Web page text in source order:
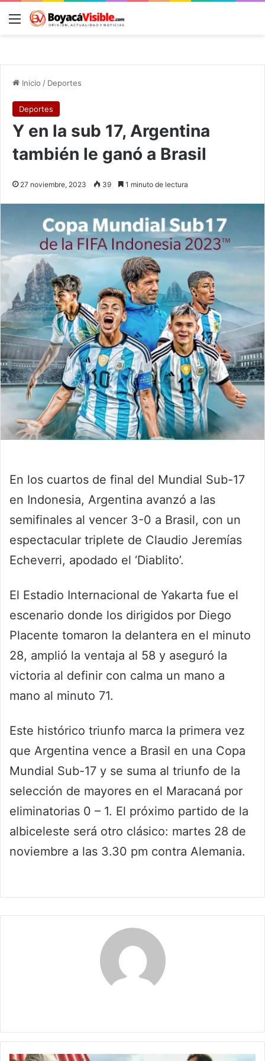
Menú
Inicio / Deportes
Deportes
Y en la sub 17, Argentina
también le ganó a Brasil
27 noviembre, 2023 39 1 minuto de lectura
En los cuartos de final del Mundial Sub-17
en Indonesia, Argentina avanzó a las
semifinales al vencer 3-0 a Brasil, con un
espectacular triplete de Claudio Jeremías
Echeverri, apodado el ‘Diablito’.
El Estadio Internacional de Yakarta fue el
escenario donde los dirigidos por Diego
Placente tomaron la delantera en el minuto
28, amplió la ventaja al 58 y aseguró la
victoria al definir con calma un mano a
mano al minuto 71.
Este histórico triunfo marca la primera vez
que Argentina vence a Brasil en una Copa
Mundial Sub-17 y se suma al triunfo de la
selección de mayores en el Maracaná por
eliminatorias 0 – 1. El próximo partido de la
albiceleste será otro clásico: martes 28 de
noviembre a las 3.30 pm contra Alemania.